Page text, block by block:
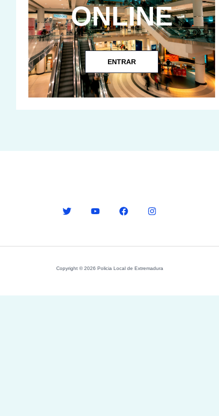
ONLINE
ENTRAR
Copyright © 2026 Policia Local de Extremadura